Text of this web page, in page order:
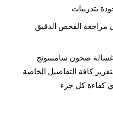
بتدريبات
مراجعة الفحص الدقيق
غسالة صحون سامسونج
كافة التفاصيل الخاصة
كفاءة كل جزء